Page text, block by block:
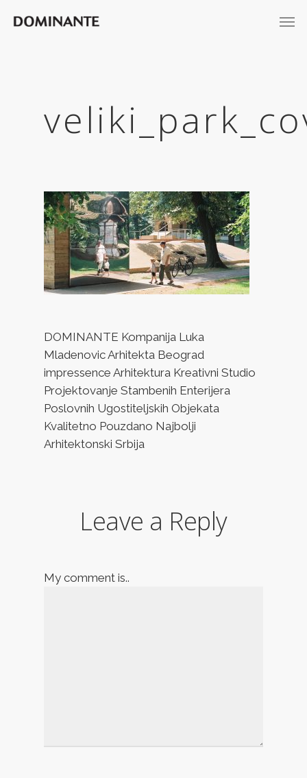
DOMINANTE Kompanija Luka
Mladenovic Arhitekta Beograd
impressence Arhitektura Kreativni Studio
Projektovanje Stambenih Enterijera
Poslovnih Ugostiteljskih Objekata
Kvalitetno Pouzdano Najbolji
Arhitektonski Srbija
Leave a Reply
My comment is..